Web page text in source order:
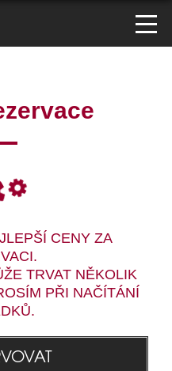
CENY ZA
TRVAT NĚKOLIK
PŘI NAČÍTÁNÍ